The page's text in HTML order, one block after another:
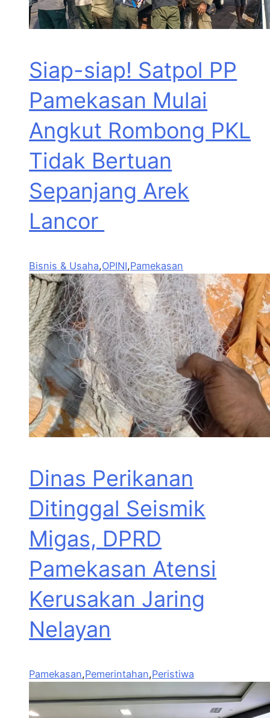
Siap-siap! Satpol PP
Pamekasan Mulai
Angkut Rombong PKL
Tidak Bertuan
Sepanjang Arek
Lancor
Bisnis & Usaha,OPINI,Pamekasan
Dinas Perikanan
Ditinggal Seismik
Migas, DPRD
Pamekasan Atensi
Kerusakan Jaring
Nelayan
Pamekasan,Pemerintahan,Peristiwa